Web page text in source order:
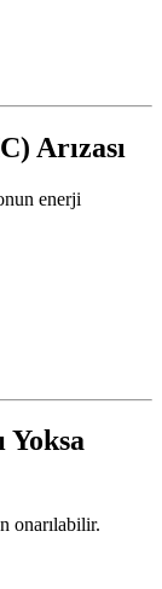
Arızası
enerji
Yoksa
onarılabilir.